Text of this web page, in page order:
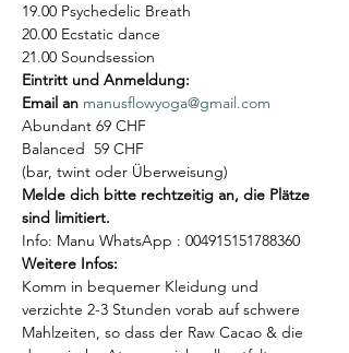
19.00 Psychedelic Breath
20.00 Ecstatic dance
21.00 Soundsession
Eintritt und Anmeldung:
Email an manusflowyoga@gmail.com
Abundant 69 CHF
Balanced  59 CHF
(bar, twint oder Überweisung)
Melde dich bitte rechtzeitig an, die Plätze
sind limitiert.
Info: Manu WhatsApp : 004915151788360
Weitere Infos:
Komm in bequemer Kleidung und
verzichte 2-3 Stunden vorab auf schwere
Mahlzeiten, so dass der Raw Cacao & die